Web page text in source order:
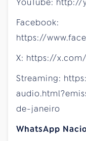
Facebook:
https://
X: https://
Streaming:
de-janeiro
WhatsApp